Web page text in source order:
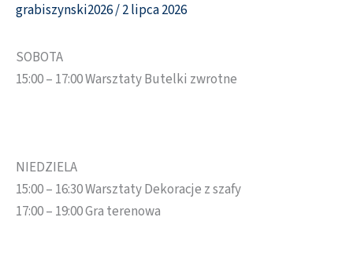
grabiszynski2026/2 lipca 2026
SOBOTA
15:00 – 17:00 Warsztaty Butelki zwrotne
NIEDZIELA
15:00 – 16:30 Warsztaty Dekoracje z szafy
17:00 – 19:00 Gra terenowa